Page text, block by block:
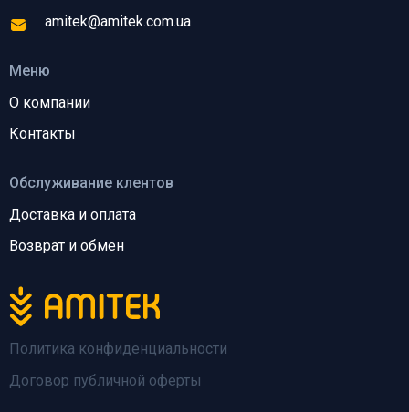
Политика конфиденциальности
Договор публичной оферты
Обслуживание клентов
Доставка и оплата
Возврат и обмен
Меню
О компании
Контакты
amitek@amitek.com.ua